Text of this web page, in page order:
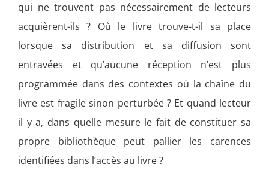
qui ne trouvent pas nécessairement de lecteurs
acquièrent-ils ? Où le livre trouve-t-il sa place
lorsque sa distribution et sa diffusion sont
entravées et qu’aucune réception n’est plus
programmée dans des contextes où la chaîne du
livre est fragile sinon perturbée ? Et quand lecteur
il y a, dans quelle mesure le fait de constituer sa
propre bibliothèque peut pallier les carences
identifiées dans l’accès au livre ?